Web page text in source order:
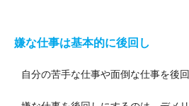
嫌な仕事は基本的に後回し
自分の苦手な仕事や面倒な仕事を後